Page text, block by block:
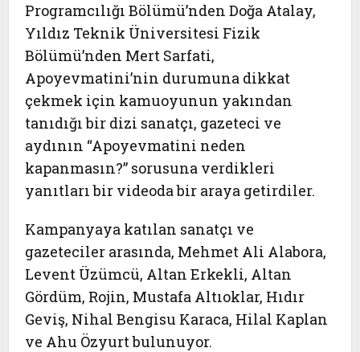
Programcılığı Bölümü’nden Doğa Atalay,
Yıldız Teknik Üniversitesi Fizik
Bölümü’nden Mert Sarfati,
Apoyevmatini’nin durumuna dikkat
çekmek için kamuoyunun yakından
tanıdığı bir dizi sanatçı, gazeteci ve
aydının “Apoyevmatini neden
kapanmasın?” sorusuna verdikleri
yanıtları bir videoda bir araya getirdiler.
Kampanyaya katılan sanatçı ve
gazeteciler arasında, Mehmet Ali Alabora,
Levent Üzümcü, Altan Erkekli, Altan
Gördüm, Rojin, Mustafa Altıoklar, Hıdır
Geviş, Nihal Bengisu Karaca, Hilal Kaplan
ve Ahu Özyurt bulunuyor.